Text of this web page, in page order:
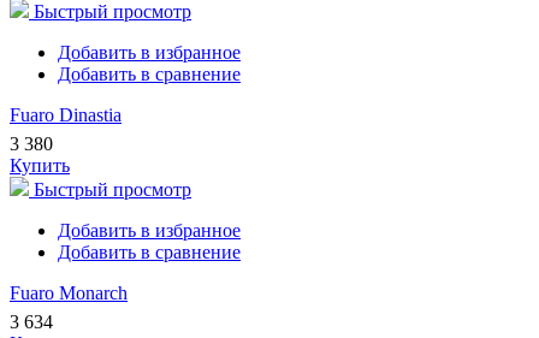
Быстрый просмотр
Добавить в избранное
Добавить в сравнение
Fuaro Dinastia
3 380
Купить
Быстрый просмотр
Добавить в избранное
Добавить в сравнение
Fuaro Monarch
3 634